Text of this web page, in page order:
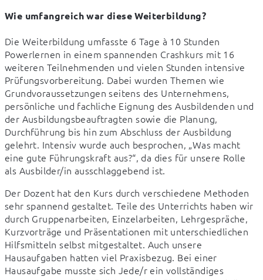
Wie umfangreich war diese Weiterbildung?
Die Weiterbildung umfasste 6 Tage à 10 Stunden
Powerlernen in einem spannenden Crashkurs mit 16
weiteren Teilnehmenden und vielen Stunden intensive
Prüfungsvorbereitung. Dabei wurden Themen wie
Grundvoraussetzungen seitens des Unternehmens,
persönliche und fachliche Eignung des Ausbildenden und
der Ausbildungsbeauftragten sowie die Planung,
Durchführung bis hin zum Abschluss der Ausbildung
gelehrt. Intensiv wurde auch besprochen, „Was macht
eine gute Führungskraft aus?“, da dies für unsere Rolle
als Ausbilder/in ausschlaggebend ist.
Der Dozent hat den Kurs durch verschiedene Methoden
sehr spannend gestaltet. Teile des Unterrichts haben wir
durch Gruppenarbeiten, Einzelarbeiten, Lehrgespräche,
Kurzvorträge und Präsentationen mit unterschiedlichen
Hilfsmitteln selbst mitgestaltet. Auch unsere
Hausaufgaben hatten viel Praxisbezug. Bei einer
Hausaufgabe musste sich Jede/r ein vollständiges